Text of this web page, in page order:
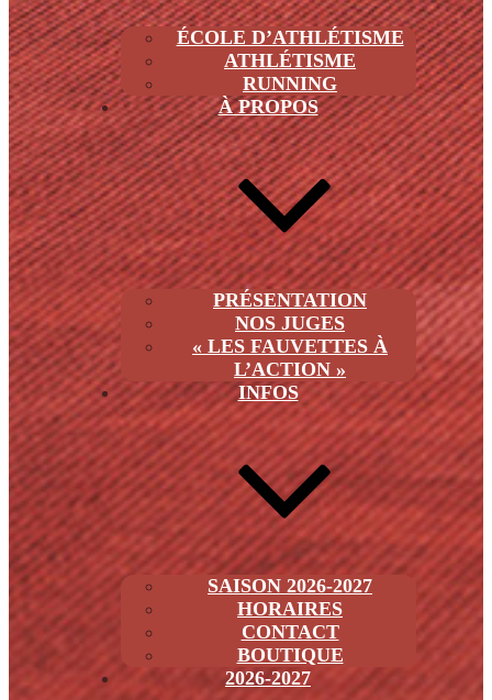
ÉCOLE D’ATHLÉTISME
ATHLÉTISME
RUNNING
À PROPOS
PRÉSENTATION
NOS JUGES
« LES FAUVETTES À
L’ACTION »
INFOS
SAISON 2026-2027
HORAIRES
CONTACT
BOUTIQUE
2026-2027